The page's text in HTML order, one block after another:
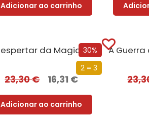
Adicionar ao carrinho
30%
2 = 3
O Despertar da Magia (Edição especial limitada)
23,30€ 16,31 €
Adicionar ao carrinho